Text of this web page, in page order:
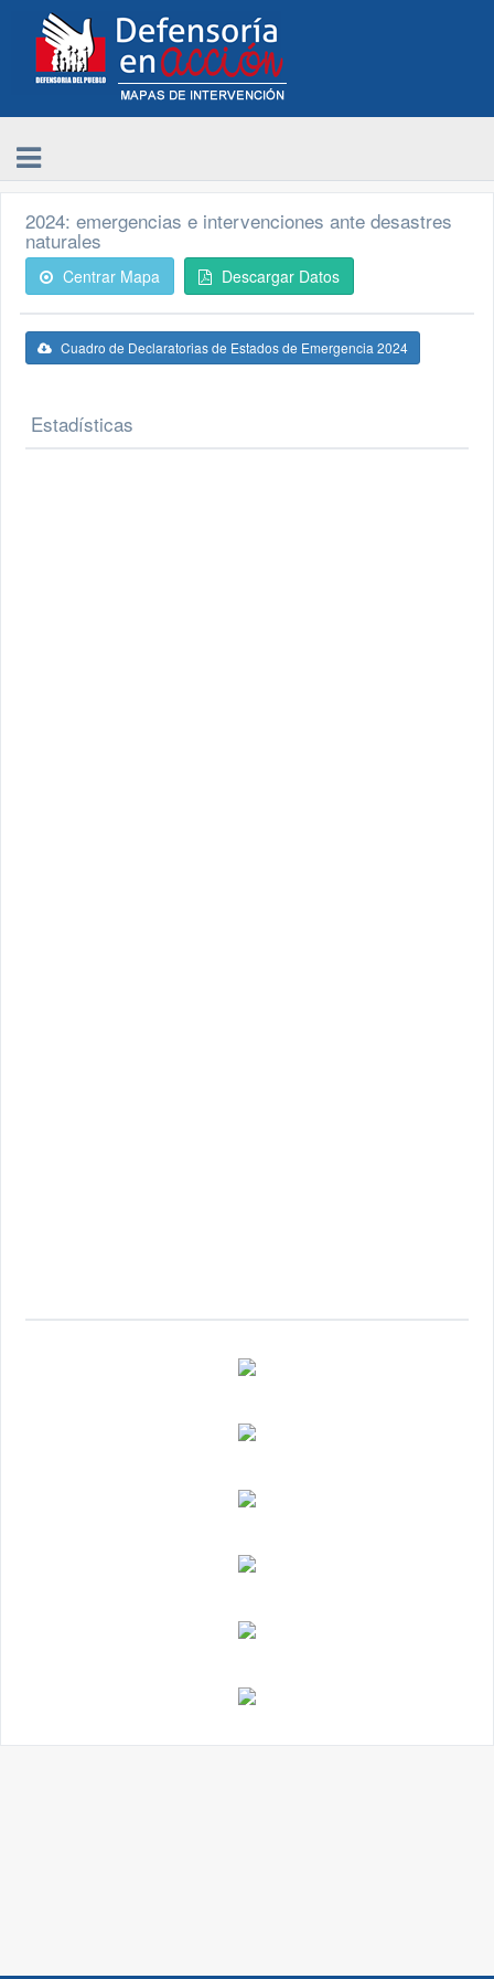
2024: emergencias e intervenciones ante desastres
naturales
Centrar Mapa Descargar Datos
Cuadro de Declaratorias de Estados de Emergencia 2024
Estadísticas